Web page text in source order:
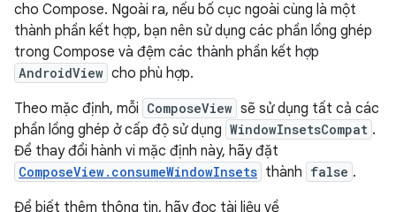
cho Compose. Ngoài ra, nếu bố cục ngoài cùng là một
thành phần kết hợp, bạn nên sử dụng các phần lồng ghép
trong Compose và đệm các thành phần kết hợp
AndroidView cho phù hợp.
Theo mặc định, mỗi ComposeView sẽ sử dụng tất cả các
phần lồng ghép ở cấp độ sử dụng WindowInsetsCompat .
Để thay đổi hành vi mặc định này, hãy đặt
ComposeView.consumeWindowInsets thành false .
Để biết thêm thông tin, hãy đọc tài liệu về